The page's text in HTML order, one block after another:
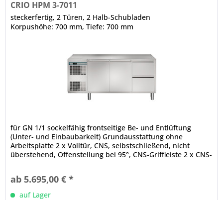
CRIO HPM 3-7011
steckerfertig, 2 Türen, 2 Halb-Schubladen
Korpushöhe: 700 mm, Tiefe: 700 mm
für GN 1/1 sockelfähig frontseitige Be- und Entlüftung
(Unter- und Einbaubarkeit) Grundausstattung ohne
Arbeitsplatte 2 x Volltür, CNS, selbstschließend, nicht
überstehend, Offenstellung bei 95°, CNS-Griffleiste 2 x CNS-
CRIO TECH - Displaysteuerung...
ab 5.695,00 € *
auf Lager